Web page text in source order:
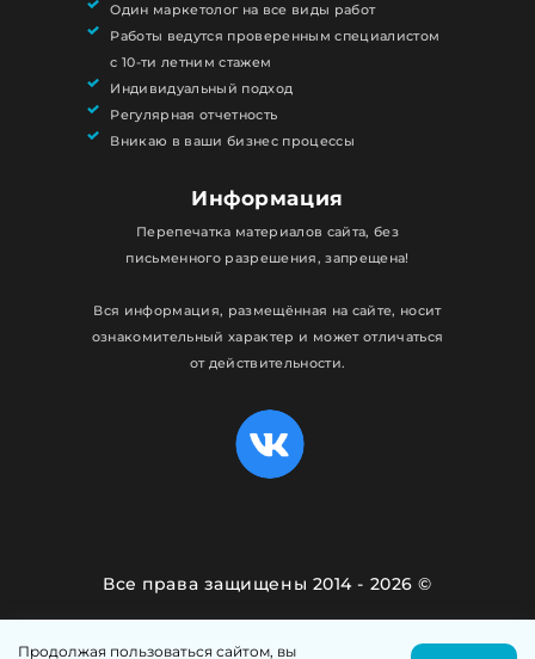
Один маркетолог на все виды работ
Работы ведутся проверенным специалистом
с 10-ти летним стажем
Индивидуальный подход
Регулярная отчетность
Вникаю в ваши бизнес процессы
Информация
Перепечатка материалов сайта, без
письменного разрешения, запрещена!
Вся информация, размещённая на сайте, носит
ознакомительный характер и может отличаться
от действительности.
Все права защищены 2014 - 2026 ©
Продолжая пользоваться сайтом, вы